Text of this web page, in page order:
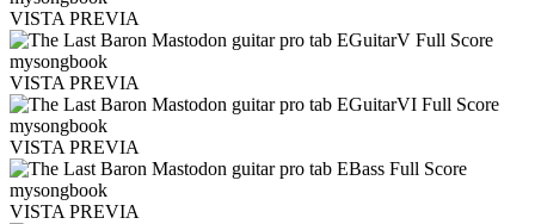
VISTA PREVIA
VISTA PREVIA
VISTA PREVIA
VISTA PREVIA